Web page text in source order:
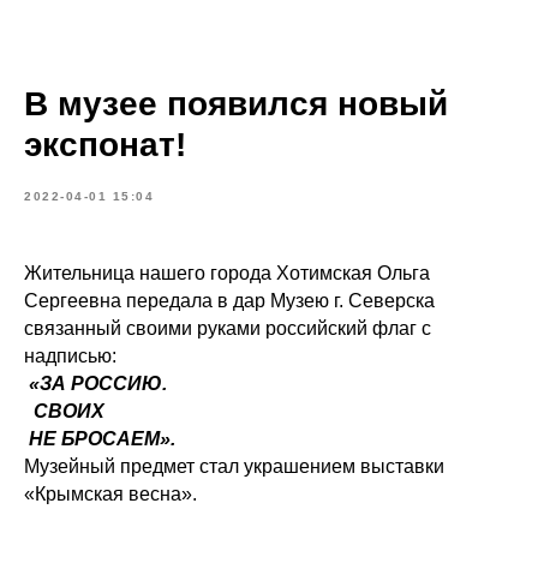
В музее появился новый
экспонат!
2022-04-01 15:04
Жительница нашего города Хотимская Ольга
Сергеевна передала в дар Музею г. Северска
связанный своими руками российский флаг с
надписью:
«ЗА РОССИЮ.
СВОИХ
НЕ БРОСАЕМ».
Музейный предмет стал украшением выставки
«Крымская весна».